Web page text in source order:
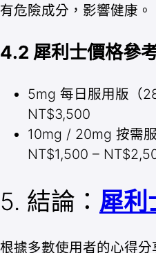
有危險成分，影響健康。
4.2 犀利士價格參
5mg 每日服用版（
NT$3,500
10mg / 20mg 按需
NT$1,500 –
5. 結論： 犀利
根據多數使用者的心得